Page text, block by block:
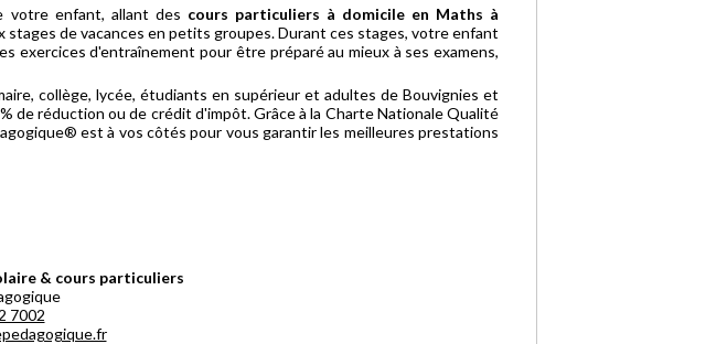
votre enfant, allant des cours particuliers à domicile en Maths à
stages de vacances en petits groupes. Durant ces stages, votre enfant
exercices d'entraînement pour être préparé au mieux à ses examens,
collège, lycée, étudiants en supérieur et adultes de Bouvignies et
de réduction ou de crédit d'impôt. Grâce à la Charte Nationale Qualité
est à vos côtés pour vous garantir les meilleures prestations
& cours particuliers
7002